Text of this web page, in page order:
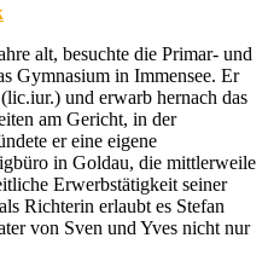
alt, besuchte die Primar- und
Gymnasium in Immensee. Er
und erwarb hernach das
am Gericht, in der
er eine eigene
in Goldau, die mittlerweile
Erwerbstätigkeit seiner
Richterin erlaubt es Stefan
von Sven und Yves nicht nur